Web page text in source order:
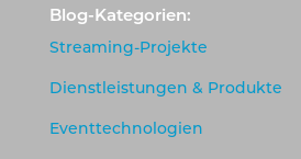
Blog-Kategorien:
Streaming-Projekte
Dienstleistungen & Produkte
Eventtechnologien